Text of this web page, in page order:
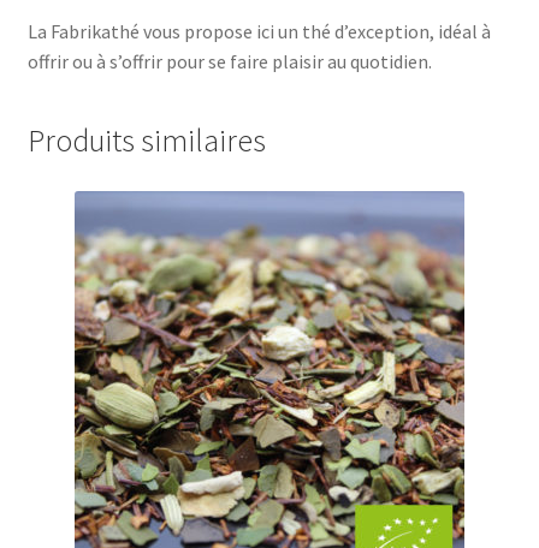
La Fabrikathé vous propose ici un thé d’exception, idéal à
offrir ou à s’offrir pour se faire plaisir au quotidien.
Produits similaires